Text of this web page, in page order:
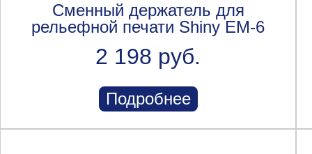
Сменный держатель для
рельефной печати Shiny EM-6
2 198 руб.
Подробнее